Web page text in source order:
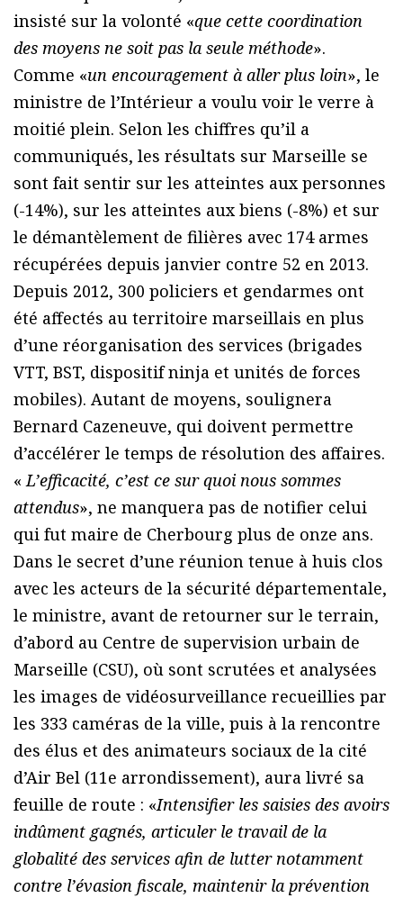
insisté sur la volonté «que cette coordination
des moyens ne soit pas la seule méthode».
Comme «un encouragement à aller plus loin», le
ministre de l’Intérieur a voulu voir le verre à
moitié plein. Selon les chiffres qu’il a
communiqués, les résultats sur Marseille se
sont fait sentir sur les atteintes aux personnes
(-14%), sur les atteintes aux biens (-8%) et sur
le démantèlement de filières avec 174 armes
récupérées depuis janvier contre 52 en 2013.
Depuis 2012, 300 policiers et gendarmes ont
été affectés au territoire marseillais en plus
d’une réorganisation des services (brigades
VTT, BST, dispositif ninja et unités de forces
mobiles). Autant de moyens, soulignera
Bernard Cazeneuve, qui doivent permettre
d’accélérer le temps de résolution des affaires.
«L’efficacité, c’est ce sur quoi nous sommes
attendus», ne manquera pas de notifier celui
qui fut maire de Cherbourg plus de onze ans.
Dans le secret d’une réunion tenue à huis clos
avec les acteurs de la sécurité départementale,
le ministre, avant de retourner sur le terrain,
d’abord au Centre de supervision urbain de
Marseille (CSU), où sont scrutées et analysées
les images de vidéosurveillance recueillies par
les 333 caméras de la ville, puis à la rencontre
des élus et des animateurs sociaux de la cité
d’Air Bel (11e arrondissement), aura livré sa
feuille de route : «Intensifier les saisies des avoirs
indûment gagnés, articuler le travail de la
globalité des services afin de lutter notamment
contre l’évasion fiscale, maintenir la prévention